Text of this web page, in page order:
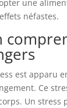
une
néfastes.
est apparu
Ce
Un